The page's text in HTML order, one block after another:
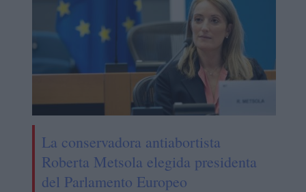
La conservadora antiabortista
Roberta Metsola elegida presidenta
del Parlamento Europeo